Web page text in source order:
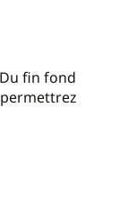
fin fond